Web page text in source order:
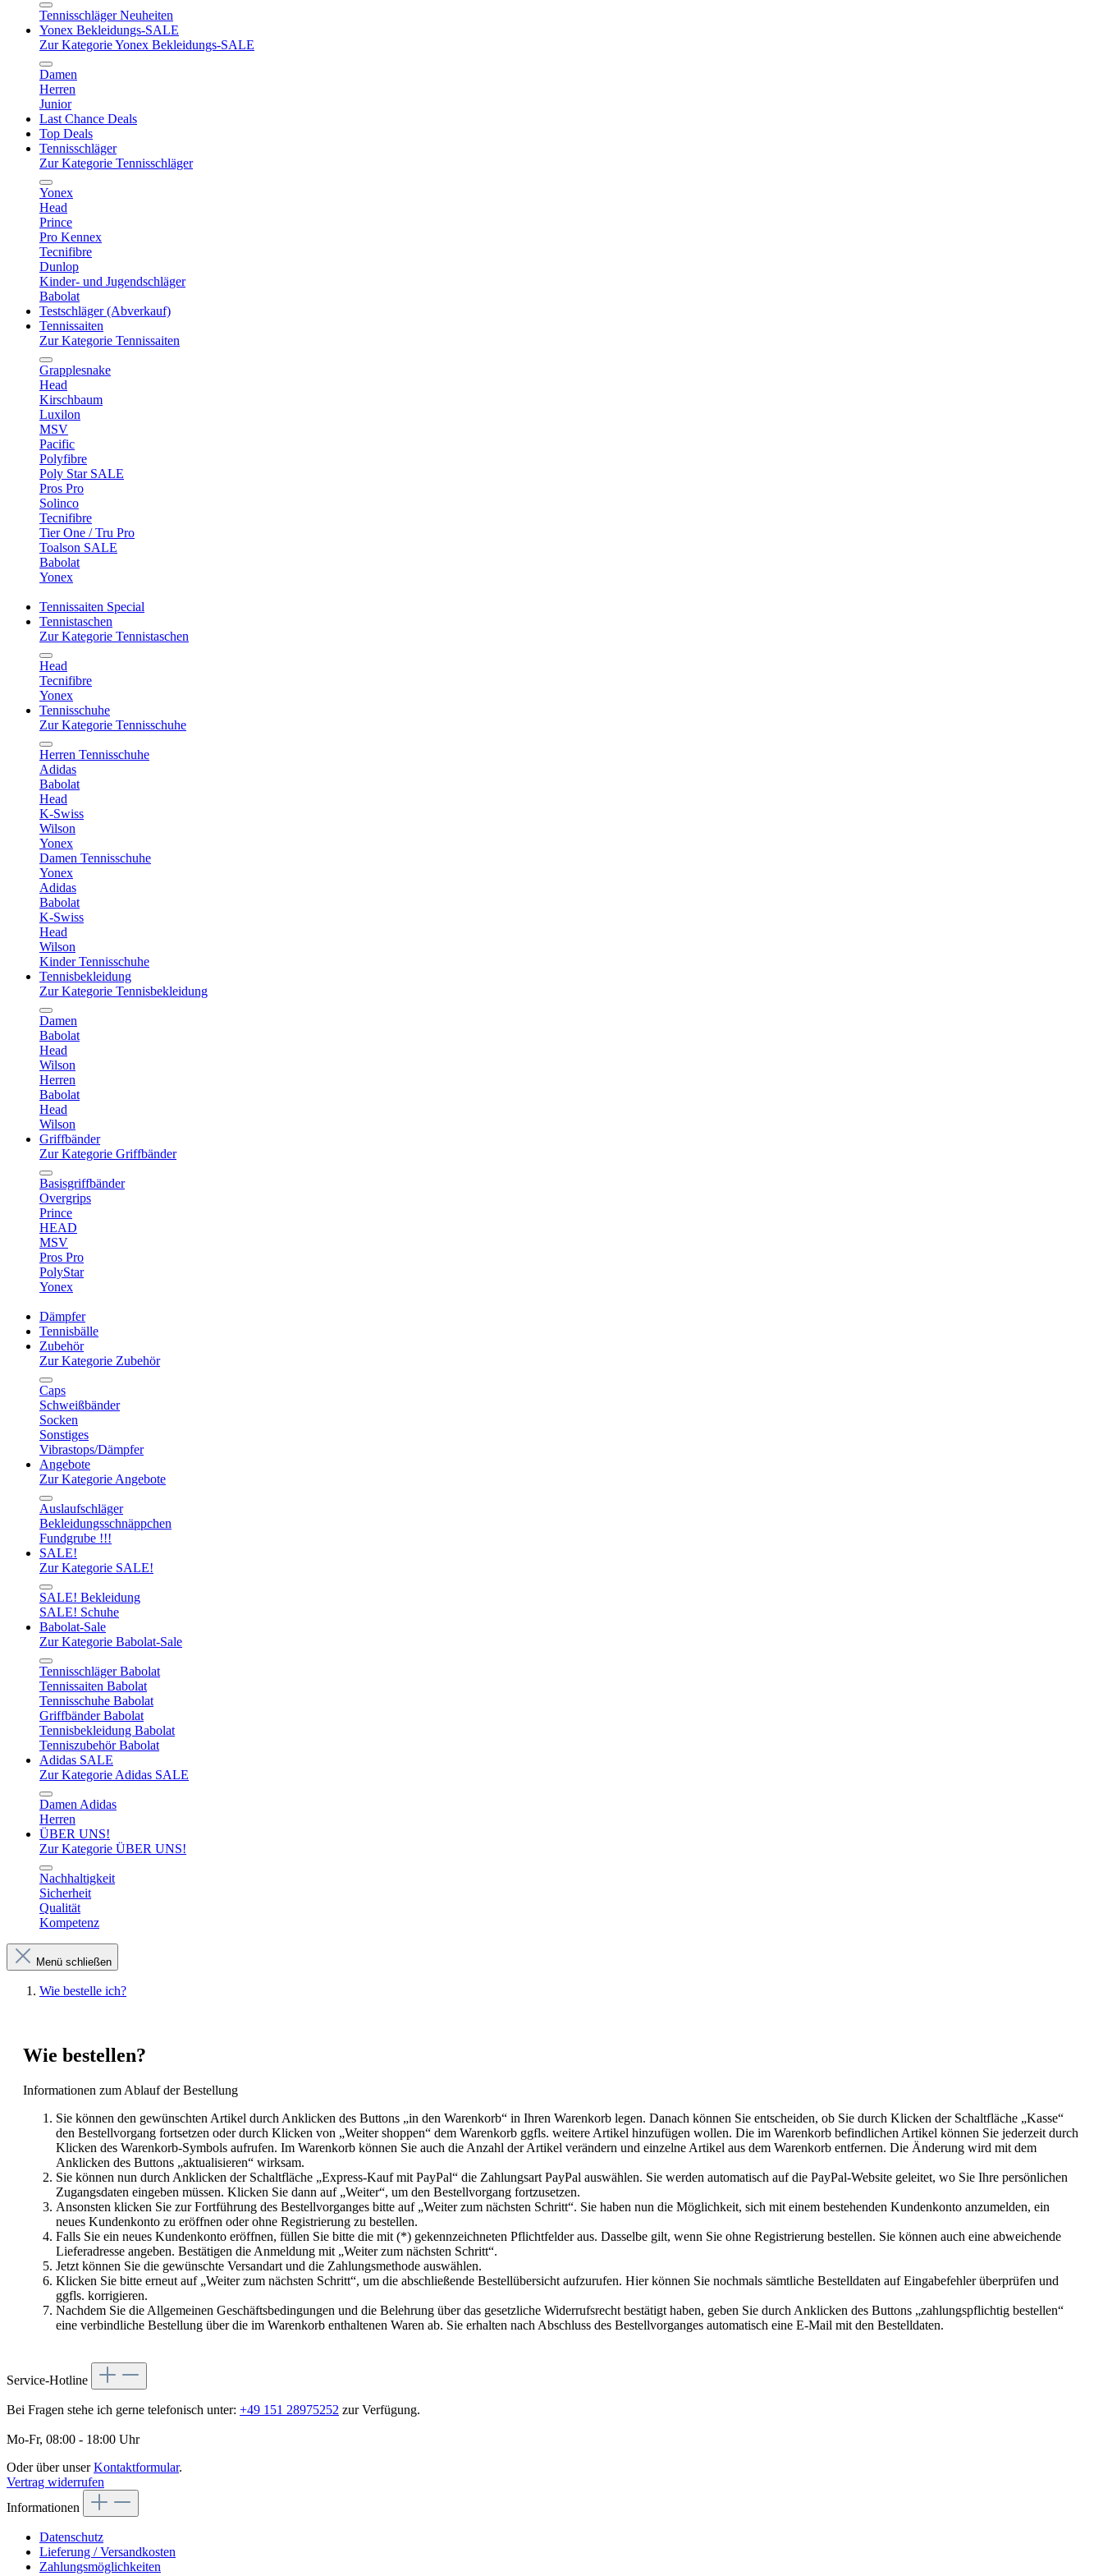
Tennisschläger Neuheiten
Yonex Bekleidungs-SALE
Zur Kategorie Yonex Bekleidungs-SALE
Damen
Herren
Junior
Last Chance Deals
Top Deals
Tennisschläger
Zur Kategorie Tennisschläger
Yonex
Head
Prince
Pro Kennex
Tecnifibre
Dunlop
Kinder- und Jugendschläger
Babolat
Testschläger (Abverkauf)
Tennissaiten
Zur Kategorie Tennissaiten
Grapplesnake
Head
Kirschbaum
Luxilon
MSV
Pacific
Polyfibre
Poly Star SALE
Pros Pro
Solinco
Tecnifibre
Tier One / Tru Pro
Toalson SALE
Babolat
Yonex
Tennissaiten Special
Tennistaschen
Zur Kategorie Tennistaschen
Head
Tecnifibre
Yonex
Tennisschuhe
Zur Kategorie Tennisschuhe
Herren Tennisschuhe
Adidas
Babolat
Head
K-Swiss
Wilson
Yonex
Damen Tennisschuhe
Yonex
Adidas
Babolat
K-Swiss
Head
Wilson
Kinder Tennisschuhe
Tennisbekleidung
Zur Kategorie Tennisbekleidung
Damen
Babolat
Head
Wilson
Herren
Babolat
Head
Wilson
Griffbänder
Zur Kategorie Griffbänder
Basisgriffbänder
Overgrips
Prince
HEAD
MSV
Pros Pro
PolyStar
Yonex
Dämpfer
Tennisbälle
Zubehör
Zur Kategorie Zubehör
Caps
Schweißbänder
Socken
Sonstiges
Vibrastops/Dämpfer
Angebote
Zur Kategorie Angebote
Auslaufschläger
Bekleidungsschnäppchen
Fundgrube !!!
SALE!
Zur Kategorie SALE!
SALE! Bekleidung
SALE! Schuhe
Babolat-Sale
Zur Kategorie Babolat-Sale
Tennisschläger Babolat
Tennissaiten Babolat
Tennisschuhe Babolat
Griffbänder Babolat
Tennisbekleidung Babolat
Tenniszubehör Babolat
Adidas SALE
Zur Kategorie Adidas SALE
Damen Adidas
Herren
ÜBER UNS!
Zur Kategorie ÜBER UNS!
Nachhaltigkeit
Sicherheit
Qualität
Kompetenz
Menü schließen
Wie bestelle ich?
Wie bestellen?
Informationen zum Ablauf der Bestellung
Sie können den gewünschten Artikel durch Anklicken des Buttons „in den Warenkorb“ in Ihren Warenkorb legen. Danach können Sie entscheiden, ob Sie durch Klicken der Schaltfläche „Kasse“
den Bestellvorgang fortsetzen oder durch Klicken von „Weiter shoppen“ dem Warenkorb ggfls. weitere Artikel hinzufügen wollen. Die im Warenkorb befindlichen Artikel können Sie jederzeit durch
Klicken des Warenkorb-Symbols aufrufen. Im Warenkorb können Sie auch die Anzahl der Artikel verändern und einzelne Artikel aus dem Warenkorb entfernen. Die Änderung wird mit dem
Anklicken des Buttons „aktualisieren“ wirksam.
Sie können nun durch Anklicken der Schaltfläche „Express-Kauf mit PayPal“ die Zahlungsart PayPal auswählen. Sie werden automatisch auf die PayPal-Website geleitet, wo Sie Ihre persönlichen
Zugangsdaten eingeben müssen. Klicken Sie dann auf „Weiter“, um den Bestellvorgang fortzusetzen.
Ansonsten klicken Sie zur Fortführung des Bestellvorganges bitte auf „Weiter zum nächsten Schritt“. Sie haben nun die Möglichkeit, sich mit einem bestehenden Kundenkonto anzumelden, ein
neues Kundenkonto zu eröffnen oder ohne Registrierung zu bestellen.
Falls Sie ein neues Kundenkonto eröffnen, füllen Sie bitte die mit (*) gekennzeichneten Pflichtfelder aus. Dasselbe gilt, wenn Sie ohne Registrierung bestellen. Sie können auch eine abweichende
Lieferadresse angeben. Bestätigen die Anmeldung mit „Weiter zum nächsten Schritt“.
Jetzt können Sie die gewünschte Versandart und die Zahlungsmethode auswählen.
Klicken Sie bitte erneut auf „Weiter zum nächsten Schritt“, um die abschließende Bestellübersicht aufzurufen. Hier können Sie nochmals sämtliche Bestelldaten auf Eingabefehler überprüfen und
ggfls. korrigieren.
Nachdem Sie die Allgemeinen Geschäftsbedingungen und die Belehrung über das gesetzliche Widerrufsrecht bestätigt haben, geben Sie durch Anklicken des Buttons „zahlungspflichtig bestellen“
eine verbindliche Bestellung über die im Warenkorb enthaltenen Waren ab. Sie erhalten nach Abschluss des Bestellvorganges automatisch eine E-Mail mit den Bestelldaten.
Service-Hotline
Bei Fragen stehe ich gerne telefonisch unter: +49 151 28975252 zur Verfügung.
Mo-Fr, 08:00 - 18:00 Uhr
Oder über unserKontaktformular.
Vertrag widerrufen
Informationen
Datenschutz
Lieferung / Versandkosten
Zahlungsmöglichkeiten